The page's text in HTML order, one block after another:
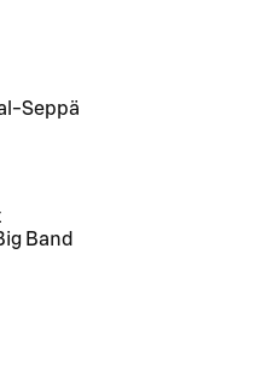
Seppä
Band